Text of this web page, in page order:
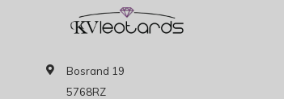
Bosrand 19
5768RZ